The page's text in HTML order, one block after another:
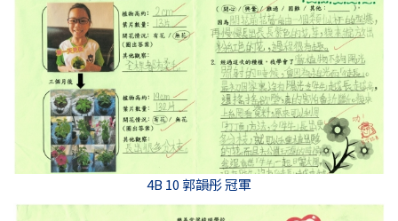
4B 10 郭韻彤 冠軍